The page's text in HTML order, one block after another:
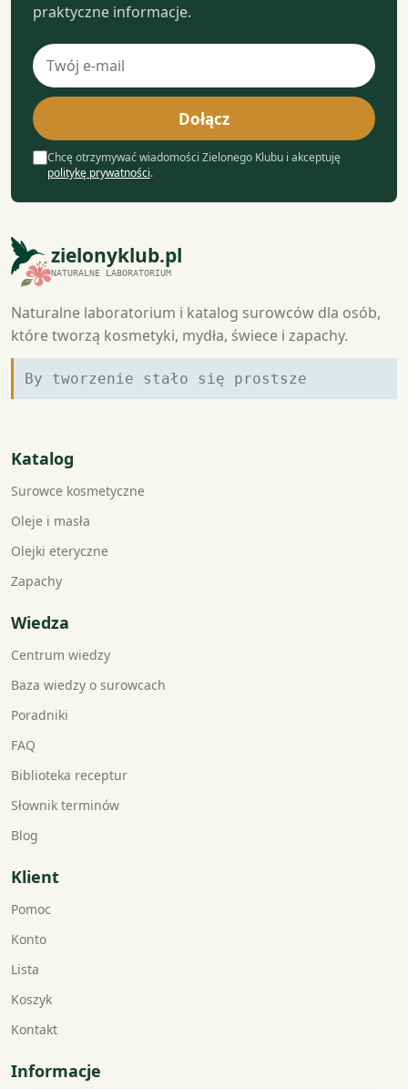
praktyczne informacje.
Adres
e-
mail
Dołącz
Chcę otrzymywać wiadomości Zielonego Klubu i akceptuję
politykę prywatności.
zielonyklub.pl
NATURALNE LABORATORIUM
Naturalne laboratorium i katalog surowców dla osób,
które tworzą kosmetyki, mydła, świece i zapachy.
By tworzenie stało się prostsze
Katalog
Surowce kosmetyczne
Oleje i masła
Olejki eteryczne
Zapachy
Wiedza
Centrum wiedzy
Baza wiedzy o surowcach
Poradniki
FAQ
Biblioteka receptur
Słownik terminów
Blog
Klient
Pomoc
Konto
Lista
Koszyk
Kontakt
Informacje